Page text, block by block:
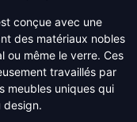
conçue avec une
des matériaux nobles
ou même le verre. Ces
travaillés par
meubles uniques qui
design.